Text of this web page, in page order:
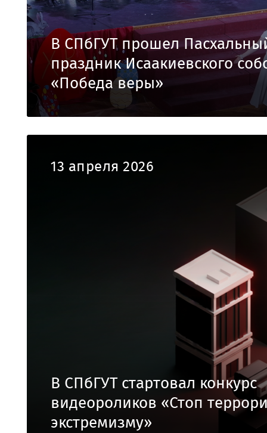
В СПбГУТ прошел
праздник Исаакиевского
«Победа веры»
13 апреля 2026
В СПбГУТ стартовал конкурс
видеороликов «Стоп
экстремизму»